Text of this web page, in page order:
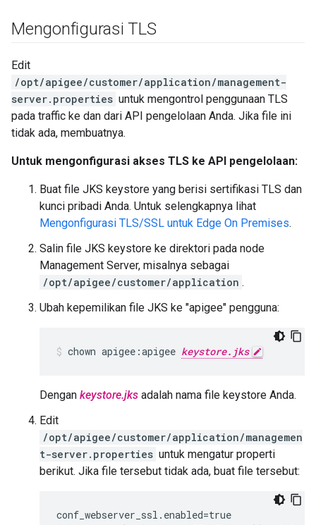
Mengonfigurasi TLS
Edit
/opt/apigee/customer/application/management-
server.properties untuk mengontrol penggunaan TLS
pada traffic ke dan dari API pengelolaan Anda. Jika file ini
tidak ada, membuatnya.
Untuk mengonfigurasi akses TLS ke API pengelolaan:
Buat file JKS keystore yang berisi sertifikasi TLS dan
kunci pribadi Anda. Untuk selengkapnya lihat
Mengonfigurasi TLS/SSL untuk Edge On Premises.
Salin file JKS keystore ke direktori pada node
Management Server, misalnya sebagai
/opt/apigee/customer/application .
Ubah kepemilikan file JKS ke "apigee" pengguna:
chown apigee:apigee keystore.jks
Dengan keystore.jks adalah nama file keystore Anda.
Edit
/opt/apigee/customer/application/managemen
t-server.properties untuk mengatur properti
berikut. Jika file tersebut tidak ada, buat file tersebut: